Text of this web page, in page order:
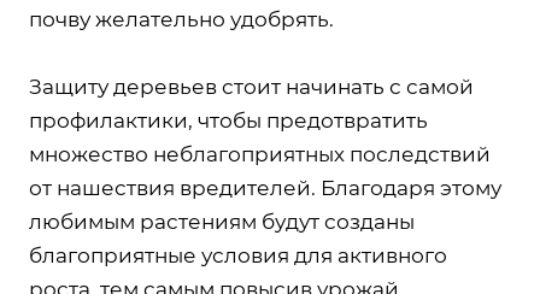
почву желательно удобрять.
Защиту деревьев стоит начинать с самой
профилактики, чтобы предотвратить
множество неблагоприятных последствий
от нашествия вредителей. Благодаря этому
любимым растениям будут созданы
благоприятные условия для активного
роста, тем самым повысив урожай,